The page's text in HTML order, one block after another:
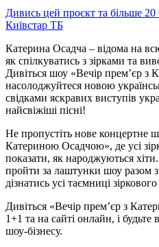
Дивись цей проєкт та більше 20
Київстар ТБ
Катерина Осадча – відома на
як спілкуватись з зірками та
Дивіться шоу «Вечір прем’єр з
насолоджуйтеся новою
свідками яскравих виступів
найсвіжіші пісні!
Не пропустіть нове концертне
Катериною Осадчою», де усі
показати, як народжуються
пройти за лаштунки шоу разом
дізнатись усі таємниці
Дивіться «Вечір прем’єр з
1+1 та на сайті онлайн, і будьте
шоу-бізнесу.